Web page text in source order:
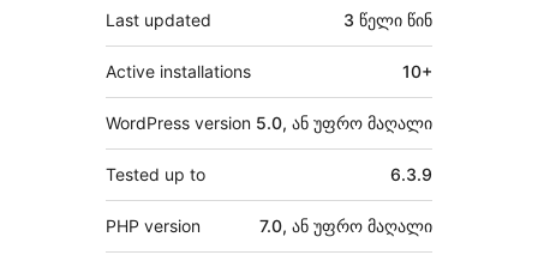
Last updated 3 წელი წინ
Active installations 10+
WordPress version 5.0, ან უფრო მაღალი
Tested up to 6.3.9
PHP version 7.0, ან უფრო მაღალი